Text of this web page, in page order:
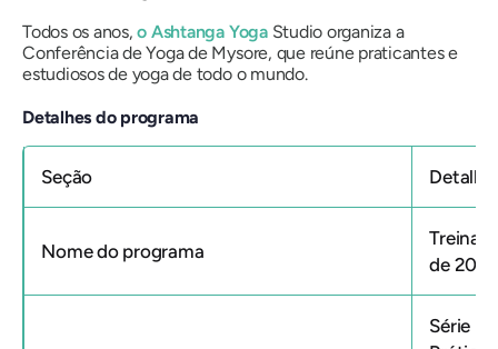
Todos os anos,o Ashtanga YogaStudio organiza a
Conferência de Yoga de Mysore, que reúne praticantes e
estudiosos de yoga de todo o mundo.
Detalhes do programa
Seção
Nome do programa
de 200
Série